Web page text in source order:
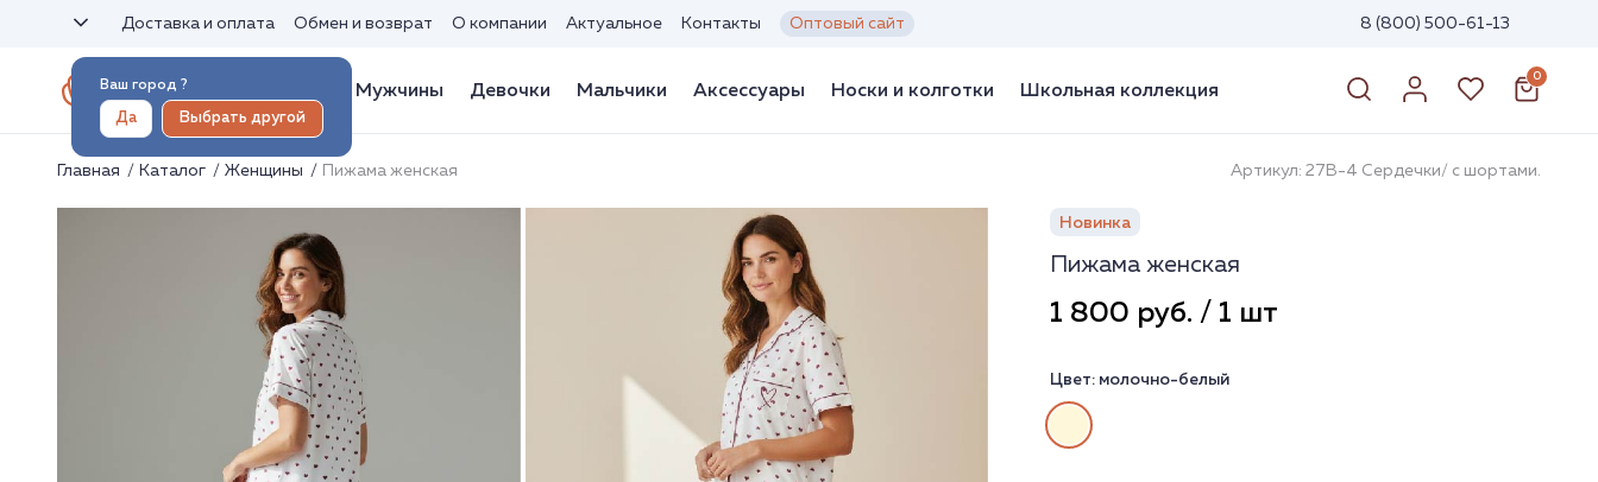
Ваш город ?
Да Выбрать другой
Доставка и оплата Обмен и возврат О компании Актуальное Контакты Оптовый сайт 8 (800) 500-61-13
Мужчины Девочки Мальчики Аксессуары Носки и колготки Школьная коллекция
0
Главная Каталог Женщины Пижама женская Артикул: 27В-4 Сердечки/ с шортами.
Новинка
Пижама женская
1 800 руб. / 1 шт
Цвет: молочно-белый